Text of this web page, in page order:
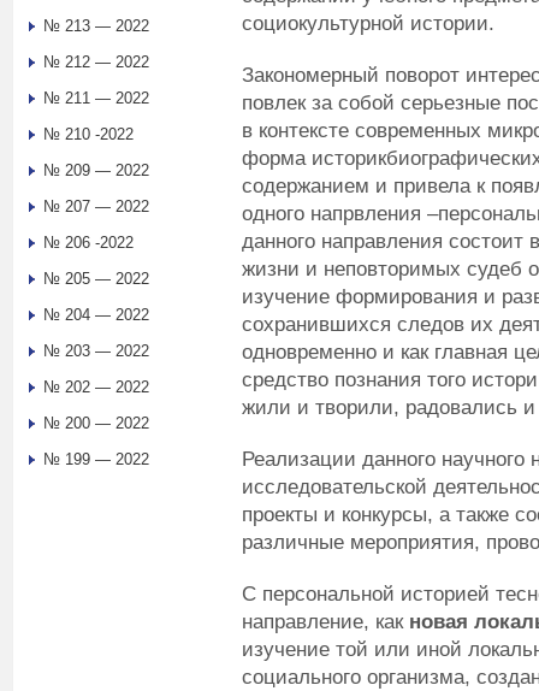
социокультурной истории.
Закономерный поворот
повлек за собой серьезные
в контексте современных
форма
содержанием и привела к
одного напрвления
данного направления состоит
жизни и неповторимых судеб
изучение формирования и
сохранившихся следов их
одновременно и как главная
средство познания того
жили и творили, радовались
Реализации данного научного
исследовательской
проекты и конкурсы, а также
различные мероприятия,
С персональной историей
направление, как новая
изучение той или иной
социального организма,
№ 213 — 2022
№ 212 — 2022
№ 211 — 2022
№ 210 -2022
№ 209 — 2022
№ 207 — 2022
№ 206 -2022
№ 205 — 2022
№ 204 — 2022
№ 203 — 2022
№ 202 — 2022
№ 200 — 2022
№ 199 — 2022